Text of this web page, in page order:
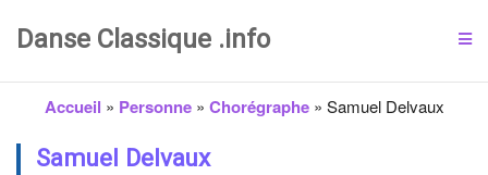
Danse Classique .info
Accueil » Personne» Chorégraphe» Samuel Delvaux
Samuel Delvaux